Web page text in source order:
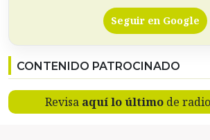
Seguir en Google
CONTENIDO PATROCINADO
Revisa aquí lo últimode